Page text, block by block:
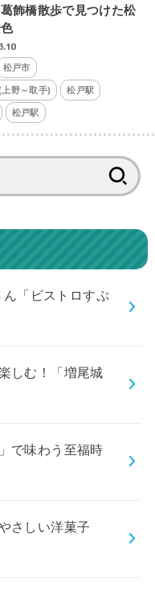
飾橋散歩で見つけた松
松戸市
野～取手) 松戸駅
松戸駅
「ビストロすぷ
しむ！「増尾城
で味わう至福時
さしい洋菓子